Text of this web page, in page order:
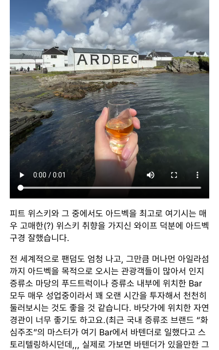
피트 위스키와 그 중에서도 아드벡을 최고로 여기시는 매
우 고매한(?) 위스키 취향을 가지신 와이프 덕분에 아드벡
구경 잘했습니다.
전 세계적으로 팬덤도 엄청 나고, 그만큼 머나먼 아일라섬
까지 아드벡을 목적으로 오시는 관광객들이 많아서 인지
증류소 마당의 푸드트럭이나 증류소 내부에 위치한 Bar
모두 매우 성업중이라서 꽤 오랜 시간을 투자해서 천천히
둘러보시는 것도 좋을 것 같습니다. 바닷가에 위치한 자연
경관이 너무 좋기도 하고요.(최근 국내 증류조 브랜드 “화
심주조”의 마스터가 여기 Bar에서 바텐더로 일했다고 스
토리텔링하시던데,,, 실제로 가보면 바텐더가 있을만한 그